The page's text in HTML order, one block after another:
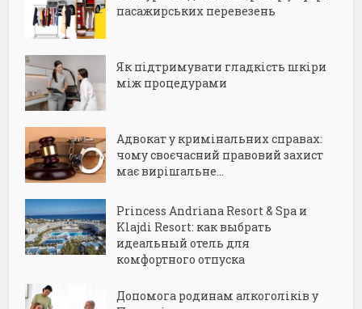
пасажирських перевезень
Як підтримувати гладкість шкіри
між процедурами
Адвокат у кримінальних справах:
чому своєчасний правовий захист
має вирішальне...
Princess Andriana Resort & Spa и
Klajdi Resort: как выбрать
идеальный отель для
комфортного отпуска
Допомога родинам алкоголіків у